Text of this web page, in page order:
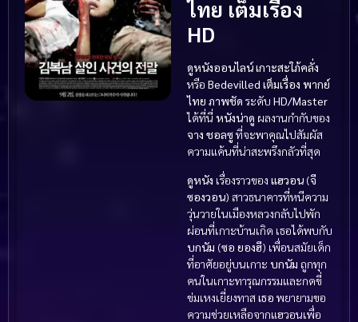
ไทย เต็มเรื่อง
HD
ดูหนังออนไลน์เกาะสะใภ้คลั่ง
หรือ Bedevilled เต็มเรื่อง พากย์
ไทย ภาพชัด ระดับ HD/Master
ได้ที่นี่ หนังน่าดู ผลงานกำกับของ
จาง ชอลซูที่จะพาคุณไปสัมผัส
ความแค้นที่น่าสะพรึงกลัวที่สุด
ดูหนัง เรื่องราวของ แฮวอน (จี
ซองวอน) สาวธนาคารที่หนีความ
วุ่นวายในเมืองหลวงกลับไปพัก
ผ่อนที่เกาะบ้านเกิด เธอได้พบกับ
บกนัม (ซอ ยองฮี) เพื่อนสมัยเด็ก
ที่อาศัยอยู่บนเกาะ บกนัม ถูกทุก
คนในเกาะทารุณกรรมและกดขี่
ข่มเหงเยี่ยงทาสเธอ พยายามขอ
ความช่วยเหลือจากแฮวอนเพื่อ